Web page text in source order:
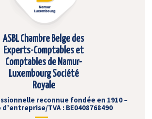
ASBL Chambre Belge des
Experts-Comptables et
Comptables de Namur-
Luxembourg Société
Royale
reconnue fondée en 1910 –
d’entreprise/TVA : BE0408768490